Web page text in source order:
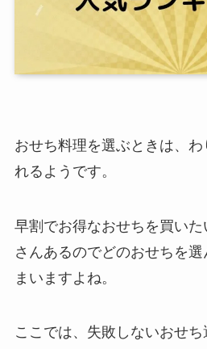
おせち料理を選ぶときは、
れるようです。
早割でお得なおせちを買いた
さんあるのでどのおせちを
まいますよね。
ここでは、失敗しないおせ